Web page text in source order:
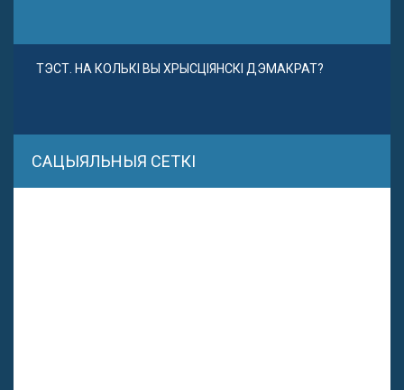
ТЭСТ. НА КОЛЬКІ ВЫ ХРЫСЦІЯНСКІ ДЭМАКРАТ?
САЦЫЯЛЬНЫЯ СЕТКІ